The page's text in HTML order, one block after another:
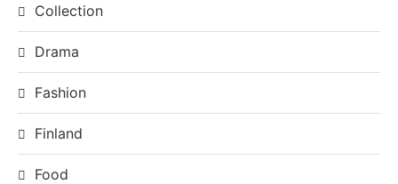
Collection
Drama
Fashion
Finland
Food